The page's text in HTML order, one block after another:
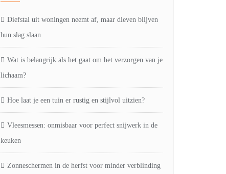
Diefstal uit woningen neemt af, maar dieven blijven
hun slag slaan
Wat is belangrijk als het gaat om het verzorgen van je
lichaam?
Hoe laat je een tuin er rustig en stijlvol uitzien?
Vleesmessen: onmisbaar voor perfect snijwerk in de
keuken
Zonneschermen in de herfst voor minder verblinding